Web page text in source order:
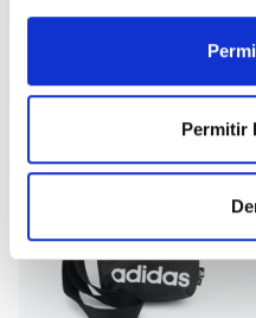
Permitir